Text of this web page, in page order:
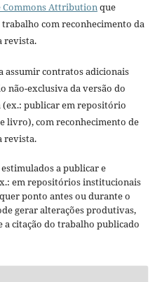
Commons Attributionque
com reconhecimento da
revista.
assumir contratos adicionais
não-exclusiva da versão do
publicar em repositório
livro), com reconhecimento de
revista.
a publicar e
em repositórios institucionais
ponto antes ou durante o
gerar alterações produtivas,
a citação do trabalho publicado